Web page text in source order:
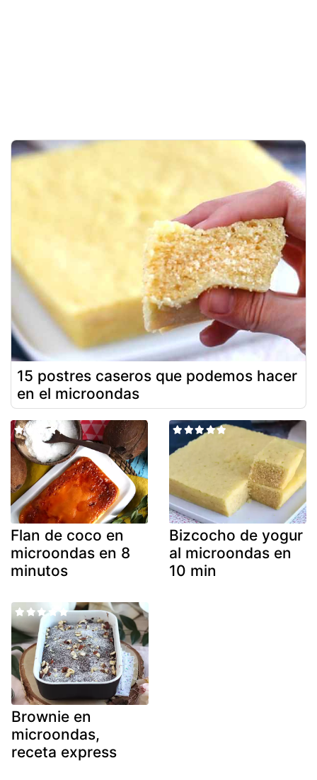
15 postres caseros que podemos hacer
en el microondas
Flan de coco en
microondas en 8
minutos
Bizcocho de yogur
al microondas en
10 min
Brownie en
microondas,
receta express